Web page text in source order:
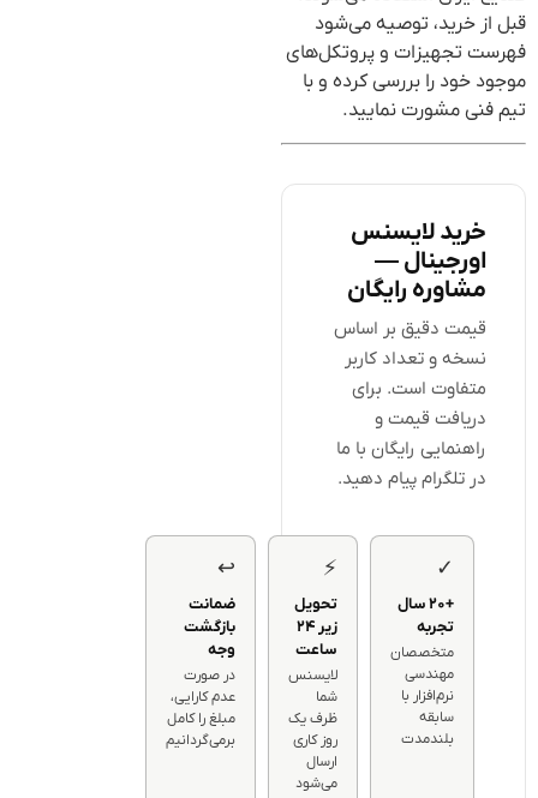
قبل از خرید، توصیه می‌شود
فهرست تجهیزات و پروتکل‌های
موجود خود را بررسی کرده و با
تیم فنی مشورت نمایید.
خرید لایسنس
اورجینال —
مشاوره رایگان
قیمت دقیق بر اساس
نسخه و تعداد کاربر
متفاوت است. برای
دریافت قیمت و
راهنمایی رایگان با ما
در تلگرام پیام دهید.
✓
+۲۰ سال
تجربه
متخصصان
مهندسی
نرم‌افزار با
سابقه
بلندمدت
⚡
تحویل
زیر ۲۴
ساعت
لایسنس
شما
ظرف یک
روز کاری
ارسال
می‌شود
↩
ضمانت
بازگشت
وجه
در صورت
عدم کارایی،
مبلغ را کامل
برمی‌گردانیم